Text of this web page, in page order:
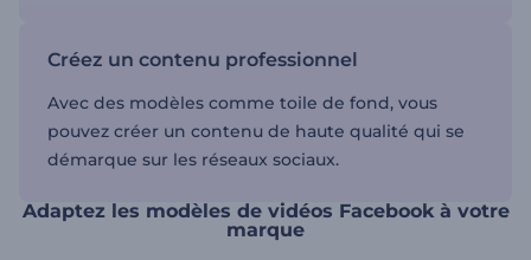
Créez un contenu professionnel
Avec des modèles comme toile de fond, vous
pouvez créer un contenu de haute qualité qui se
démarque sur les réseaux sociaux.
Adaptez les modèles de vidéos Facebook à votre
marque